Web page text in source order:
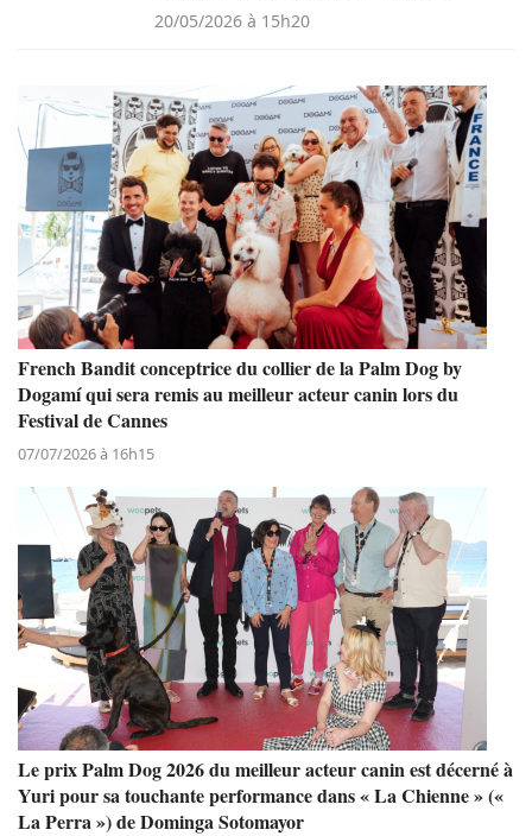
20/05/2026 à 15h20
French Bandit conceptrice du collier de la Palm Dog by
Dogamí qui sera remis au meilleur acteur canin lors du
Festival de Cannes
07/07/2026 à 16h15
Le prix Palm Dog 2026 du meilleur acteur canin est décerné à
Yuri pour sa touchante performance dans « La Chienne » («
La Perra ») de Dominga Sotomayor